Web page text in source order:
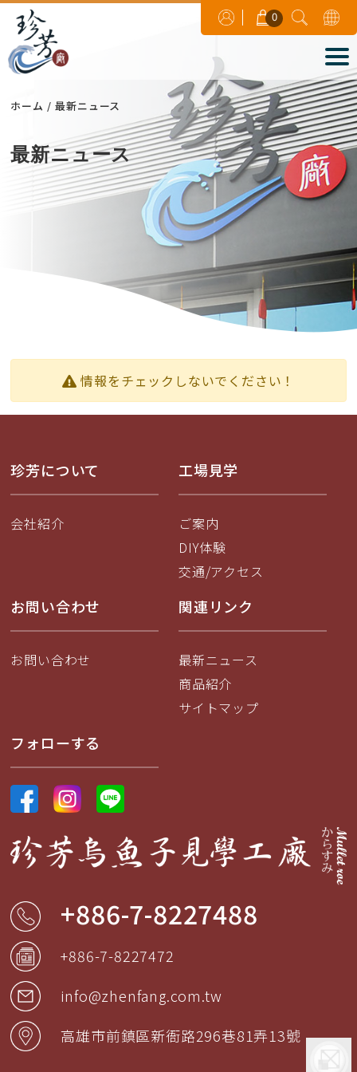
0
ホーム 最新ニュース
最新ニュース
情報をチェックしないでください！
珍芳について
会社紹介
工場見学
ご案内
DIY体験
交通/アクセス
お問い合わせ
お問い合わせ
関連リンク
最新ニュース
商品紹介
サイトマップ
フォローする
+886-7-8227488
+886-7-8227472
info@zhenfang.com.tw
高雄市前鎮區新衙路296巷81弄13號